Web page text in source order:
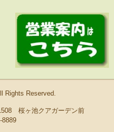
Rights Reserved.
桜ヶ池クアガーデン前
8889